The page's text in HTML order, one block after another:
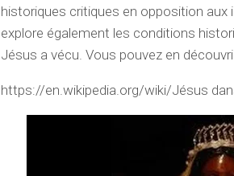
historiques critiques en opposition aux
explore également les conditions
Jésus a vécu. Vous pouvez en
https://en.wikipedia.org/wiki/Jésus